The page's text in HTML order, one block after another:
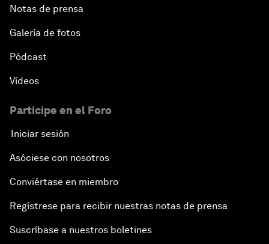
Notas de prensa
Galería de fotos
Pódcast
Vídeos
Participe en el Foro
Iniciar sesión
Asóciese con nosotros
Conviértase en miembro
Regístrese para recibir nuestras notas de prensa
Suscríbase a nuestros boletines